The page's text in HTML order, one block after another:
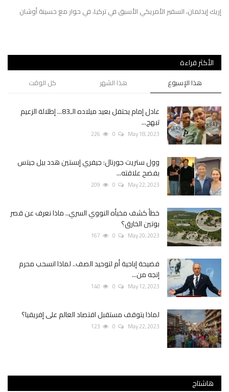
إريك إيدلمان، السفير الأمريكي الأسبق في ‫تركيا‬، في حوار مع ‪حسينة أوشان‬
الأكثر قراءة
هذا الإسبوع هذا الشهر كل الوقت
عادل إمام يحتفل بعيد ميلاده الـ83... إطلالة الزعيم
تبهج...
May 18, 2023
0
226
وول ستريت جورنال: جيفري إبستين هدد بيل جيتس
بفضح علاقته...
May 22, 2023
0
209
خطأ كشف مخبأه النووي السري.. ماذا نعرف عن قصر
بوتين الخارق؟
May 20, 2023
0
167
فضيحة إباحية أم لتوحيد الصف.. لماذا انسحب محرم
إنجه من...
May 12, 2023
0
140
لماذا يتوقف مستقبل اقتصاد العالم على إفريقيا؟
May 22, 2023
0
123
هاشتاج